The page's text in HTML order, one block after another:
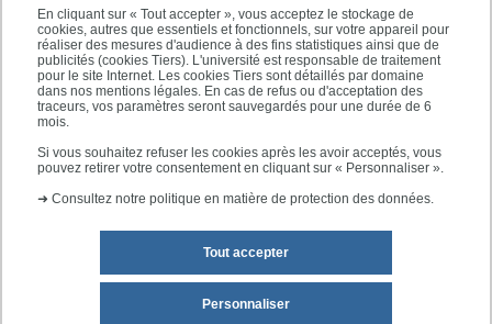
En cliquant sur « Tout accepter », vous acceptez le stockage de
cookies, autres que essentiels et fonctionnels, sur votre appareil pour
réaliser des mesures d'audience à des fins statistiques ainsi que de
publicités (cookies Tiers). L'université est responsable de traitement
pour le site Internet. Les cookies Tiers sont détaillés par domaine
dans nos mentions légales. En cas de refus ou d'acceptation des
traceurs, vos paramètres seront sauvegardés pour une durée de 6
mois.
Si vous souhaitez refuser les cookies après les avoir acceptés, vous
pouvez retirer votre consentement en cliquant sur « Personnaliser ».
➜ Consultez notre politique en matière de protection des données.
Tout accepter
Personnaliser
ACCÈS RAPIDES
SUIVEZ-NOUS